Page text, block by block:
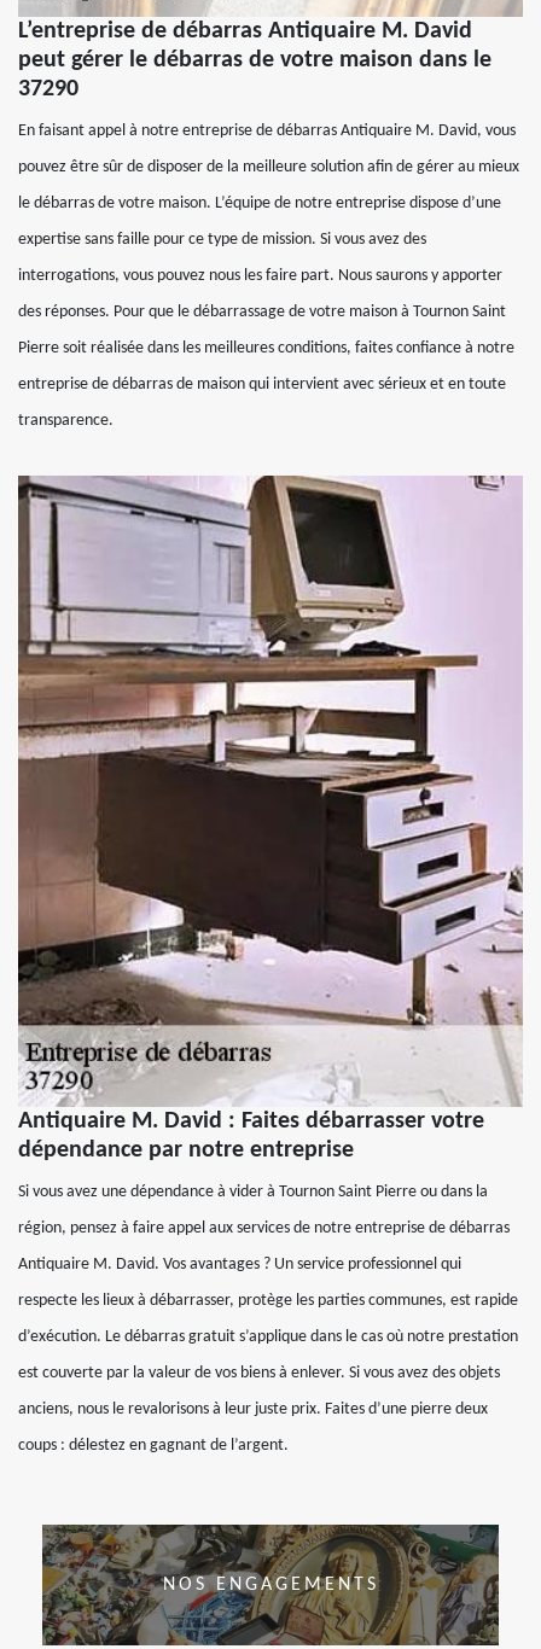
L’entreprise de débarras Antiquaire M. David
peut gérer le débarras de votre maison dans le
37290
En faisant appel à notre entreprise de débarras Antiquaire M. David, vous
pouvez être sûr de disposer de la meilleure solution afin de gérer au mieux
le débarras de votre maison. L’équipe de notre entreprise dispose d’une
expertise sans faille pour ce type de mission. Si vous avez des
interrogations, vous pouvez nous les faire part. Nous saurons y apporter
des réponses. Pour que le débarrassage de votre maison à Tournon Saint
Pierre soit réalisée dans les meilleures conditions, faites confiance à notre
entreprise de débarras de maison qui intervient avec sérieux et en toute
transparence.
Antiquaire M. David : Faites débarrasser votre
dépendance par notre entreprise
Si vous avez une dépendance à vider à Tournon Saint Pierre ou dans la
région, pensez à faire appel aux services de notre entreprise de débarras
Antiquaire M. David. Vos avantages ? Un service professionnel qui
respecte les lieux à débarrasser, protège les parties communes, est rapide
d’exécution. Le débarras gratuit s’applique dans le cas où notre prestation
est couverte par la valeur de vos biens à enlever. Si vous avez des objets
anciens, nous le revalorisons à leur juste prix. Faites d’une pierre deux
coups : délestez en gagnant de l’argent.
NOS ENGAGEMENTS